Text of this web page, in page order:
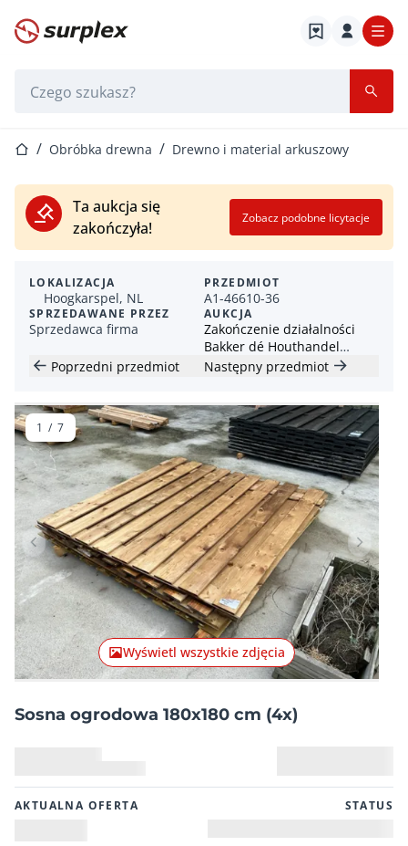
Strona główna
Strona główna
Obróbka drewna Drewno i material arkuszowy
Ta aukcja się
zakończyła!
Zobacz podobne licytacje
LOKALIZACJA
Hoogkarspel, NL
SPRZEDAWANE PRZEZ
Sprzedawca firma
PRZEDMIOT
A1-46610-36
AUKCJA
Zakończenie działalności
Bakker dé Houthandel
Hoogkarspel
Poprzedni przedmiot Następny przedmiot
Poprzednia pozycja
Wyświetl wszystkie zdjęcia
1 / 7
Sosna ogrodowa 180x180 cm (4x)
AKTUALNA OFERTA STATUS